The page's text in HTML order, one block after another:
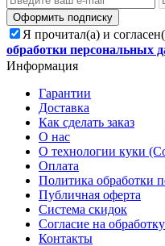
Оформить подписку
Я прочитал(а) и
обработки персональных
Информация
Гарантии
Доставка
Как сделать заказ
О нас
О технологии куки
Оплата
Политика обработки
Публичная оферта
Система скидок
Согласие на
Контакты